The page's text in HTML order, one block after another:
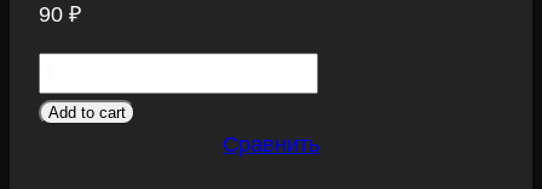
90 ₽
2721-
Add to cart
Сравнить